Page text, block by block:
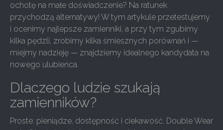
ochotę na małe doświadczenie? Na ratunek
przychodzą alternatywy! W tym artykule przetestujemy
i ocenimy najlepsze zamienniki, a przy tym zgubimy
kilka pędzli, zrobimy kilka śmiesznych porównań i —
miejmy nadzieję — znajdziemy idealnego kandydata na
nowego ulubieńca.
Dlaczego ludzie szukają
zamienników?
Proste: pieniądze, dostępność i ciekawość. Double Wear